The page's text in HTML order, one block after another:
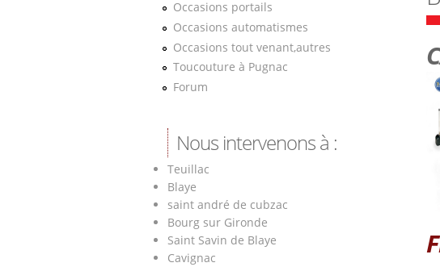
Occasions portails
Occasions automatismes
Occasions tout venant,autres
Toucouture à Pugnac
Forum
Nous intervenons à :
Teuillac
Blaye
saint andré de cubzac
Bourg sur Gironde
Saint Savin de Blaye
Cavignac